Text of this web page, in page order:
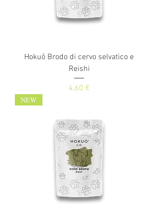
Hokuō Brodo di cervo selvatico e
Reishi
Prezzo
4,60 €
NEW